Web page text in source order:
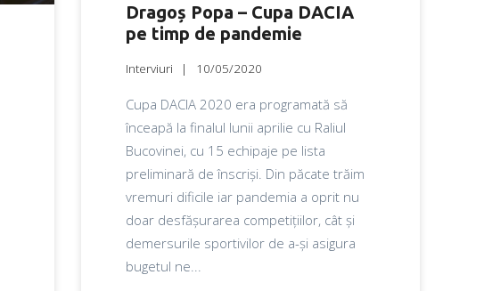
Dragoș Popa – Cupa DACIA
pe timp de pandemie
Interviuri 10/05/2020
Cupa DACIA 2020 era programată să
înceapă la finalul lunii aprilie cu Raliul
Bucovinei, cu 15 echipaje pe lista
preliminară de înscriși. Din păcate trăim
vremuri dificile iar pandemia a oprit nu
doar desfășurarea competițiilor, cât și
demersurile sportivilor de a-și asigura
bugetul ne...